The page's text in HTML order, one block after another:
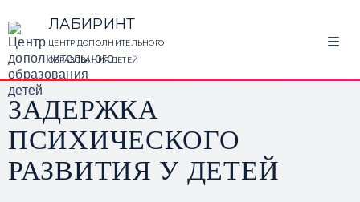
ЛАБИРИНТ
ЦЕНТР ДОПОЛНИТЕЛЬНОГО
ОБРАЗОВАНИЯ ДЕТЕЙ
ЗАДЕРЖКА
ПСИХИЧЕСКОГО
РАЗВИТИЯ У ДЕТЕЙ